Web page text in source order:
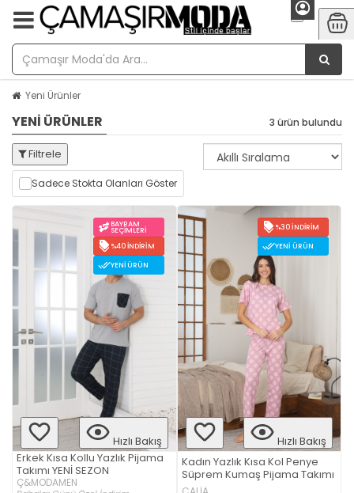
Yeni Ürünler
YENI ÜRÜNLER 3 ürün bulundu
Filtrele
Sadece Stokta Olanları Göster
BAYRAM
SEÇIMLERI
%40 İNDIRIM
YENI ÜRÜN
Hızlı Bakış
Erkek Kısa Kollu Yazlık Pijama
Takımı YENİ SEZON
Ç&MODAMEN
%30 İNDIRIM
YENI ÜRÜN
Hızlı Bakış
Kadın Yazlık Kısa Kol Penye
Süprem Kumaş Pijama Takımı